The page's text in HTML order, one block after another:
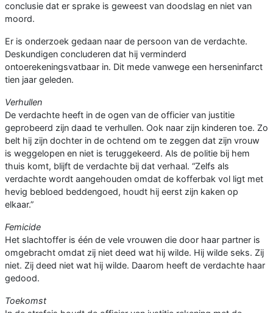
conclusie dat er sprake is geweest van doodslag en niet van
moord.
Er is onderzoek gedaan naar de persoon van de verdachte.
Deskundigen concluderen dat hij verminderd
ontoerekeningsvatbaar in. Dit mede vanwege een herseninfarct
tien jaar geleden.
Verhullen
De verdachte heeft in de ogen van de officier van justitie
geprobeerd zijn daad te verhullen. Ook naar zijn kinderen toe. Zo
belt hij zijn dochter in de ochtend om te zeggen dat zijn vrouw
is weggelopen en niet is teruggekeerd. Als de politie bij hem
thuis komt, blijft de verdachte bij dat verhaal. “Zelfs als
verdachte wordt aangehouden omdat de kofferbak vol ligt met
hevig bebloed beddengoed, houdt hij eerst zijn kaken op
elkaar.”
Femicide
Het slachtoffer is één de vele vrouwen die door haar partner is
omgebracht omdat zij niet deed wat hij wilde. Hij wilde seks. Zij
niet. Zij deed niet wat hij wilde. Daarom heeft de verdachte haar
gedood.
Toekomst